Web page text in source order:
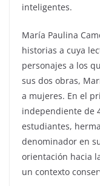
inteligentes.
María Paulina
historias a cuya
personajes a los
sus dos obras,
a mujeres. En el
independiente de
estudiantes,
denominador en
orientación hacia
un contexto